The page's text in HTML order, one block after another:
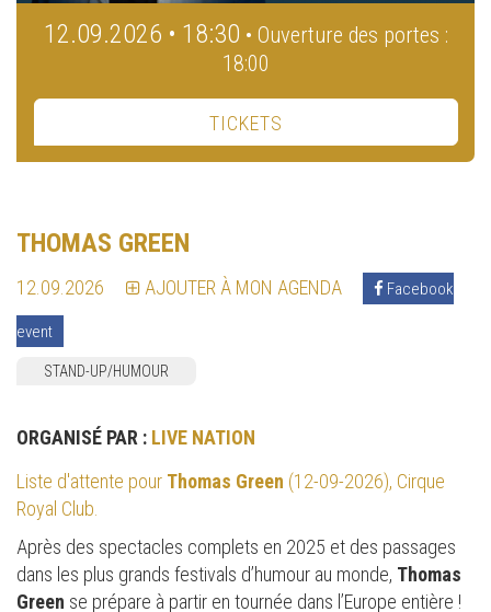
12.09.2026 • 18:30 • Ouverture des portes :
18:00
TICKETS
THOMAS GREEN
12.09.2026 AJOUTER À MON AGENDA Facebook
event
STAND-UP/HUMOUR
ORGANISÉ PAR : LIVE NATION
Liste d'attente pour Thomas Green (12-09-2026), Cirque
Royal Club.
Après des spectacles complets en 2025 et des passages
dans les plus grands festivals d’humour au monde, Thomas
Green se prépare à partir en tournée dans l’Europe entière !